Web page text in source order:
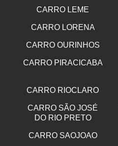
CARRO LEME
CARRO LORENA
CARRO OURINHOS
CARRO PIRACICABA
CARRO RIOCLARO
CARRO SÃO JOSÉ
DO RIO PRETO
CARRO SAOJOAO